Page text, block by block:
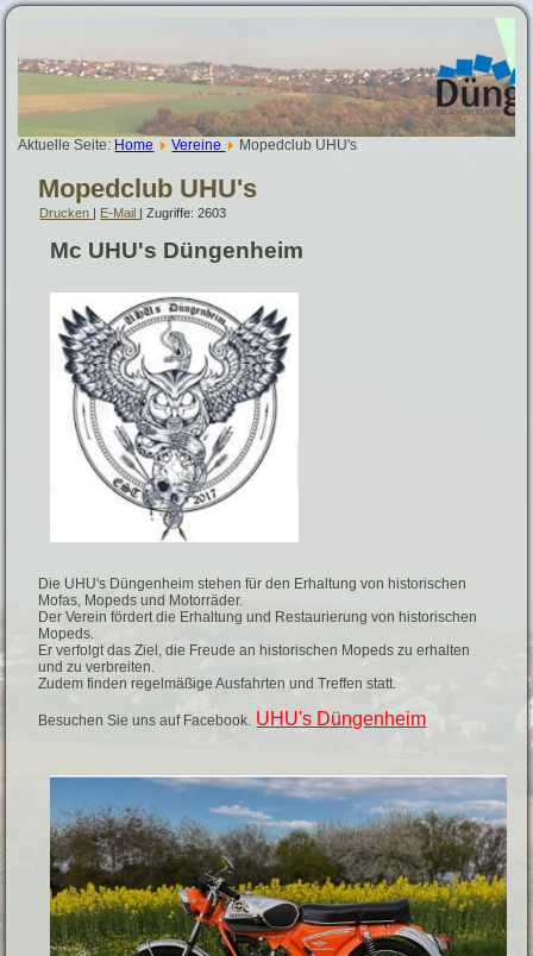
Aktuelle Seite: Home Vereine Mopedclub UHU's
Mopedclub UHU's
Drucken E-Mail | Zugriffe: 2603
Mc UHU's Düngenheim
Die UHU's Düngenheim stehen für den Erhaltung von historischen
Mofas, Mopeds und Motorräder.
Der Verein fördert die Erhaltung und Restaurierung von historischen
Mopeds.
Er verfolgt das Ziel, die Freude an historischen Mopeds zu erhalten
und zu verbreiten.
Zudem finden regelmäßige Ausfahrten und Treffen statt.
Besuchen Sie uns auf Facebook. UHU's Düngenheim